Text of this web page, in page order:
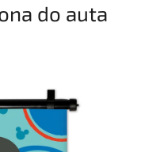
do auta